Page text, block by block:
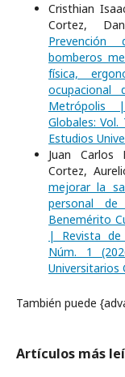
Cristhian
Cortez,
Prevención
bomberos
física,
ocupacional
Metrópolis
Globales:
Estudios
Juan Carlos
Cortez,
mejorar la
personal
Benemérito
| Revista de
Núm. 1
Universitarios
También puede
Artículos más